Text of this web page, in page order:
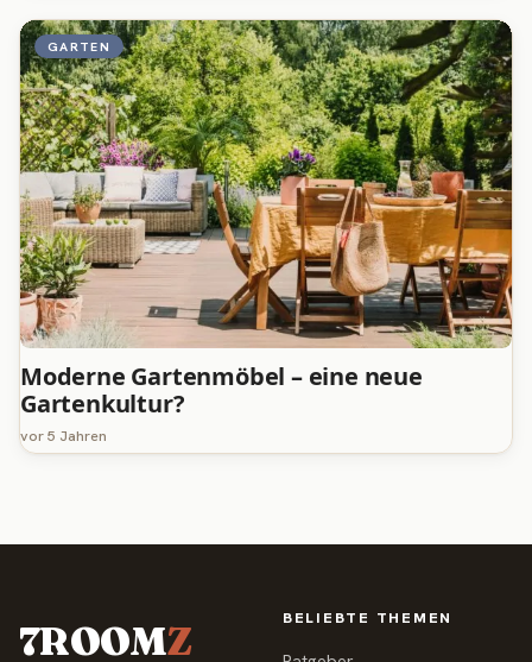
GARTEN
Moderne Gartenmöbel – eine neue
Gartenkultur?
vor 5 Jahren
7ROOMZ BELIEBTE THEMEN